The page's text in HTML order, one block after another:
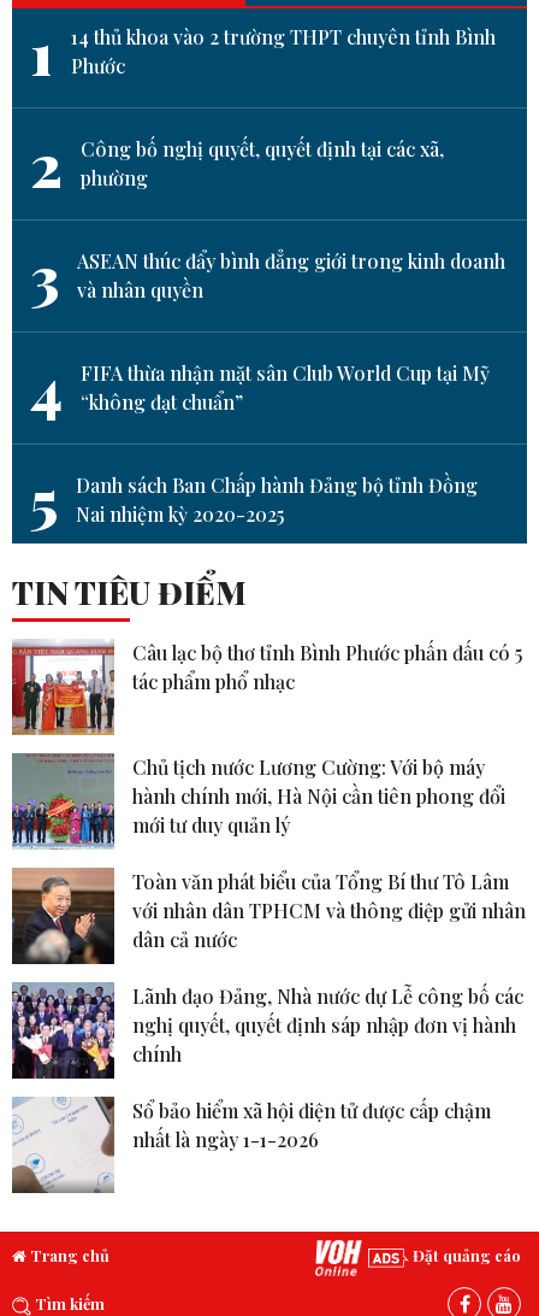
1
14 thủ khoa vào 2 trường THPT chuyên tỉnh Bình
Phước
2
Công bố nghị quyết, quyết định tại các xã,
phường
3
ASEAN thúc đẩy bình đẳng giới trong kinh doanh
và nhân quyền
4
FIFA thừa nhận mặt sân Club World Cup tại Mỹ
“không đạt chuẩn”
5
Danh sách Ban Chấp hành Đảng bộ tỉnh Đồng
Nai nhiệm kỳ 2020-2025
TIN TIÊU ĐIỂM
Câu lạc bộ thơ tỉnh Bình Phước phấn đấu có 5
tác phẩm phổ nhạc
Chủ tịch nước Lương Cường: Với bộ máy
hành chính mới, Hà Nội cần tiên phong đổi
mới tư duy quản lý
Toàn văn phát biểu của Tổng Bí thư Tô Lâm
với nhân dân TPHCM và thông điệp gửi nhân
dân cả nước
Lãnh đạo Đảng, Nhà nước dự Lễ công bố các
nghị quyết, quyết định sáp nhập đơn vị hành
chính
Sổ bảo hiểm xã hội điện tử được cấp chậm
nhất là ngày 1-1-2026
Trang chủ Đặt quảng cáo
Tìm kiếm